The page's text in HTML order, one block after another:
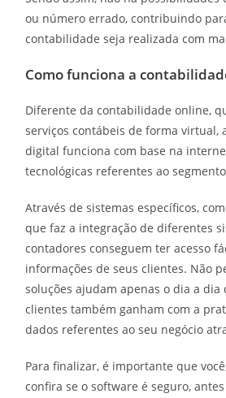
ou número errado, contribuindo
contabilidade seja realizada com
Como funciona a
Diferente da contabilidade online,
serviços contábeis de forma virtual,
digital funciona com base na
tecnológicas referentes ao
Através de sistemas específicos,
que faz a integração de diferentes
contadores conseguem ter acesso
informações de seus clientes. Não
soluções ajudam apenas o dia a dia
clientes também ganham com a
dados referentes ao seu negócio
Para finalizar, é importante que
confira se o software é seguro,